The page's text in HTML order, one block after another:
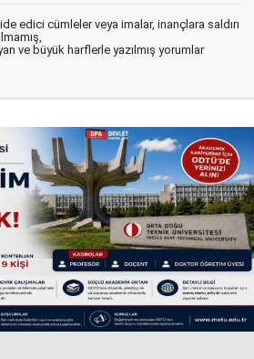
edici cümleler veya imalar, inançlara saldırı
ve büyük harflerle yazılmış yorumlar